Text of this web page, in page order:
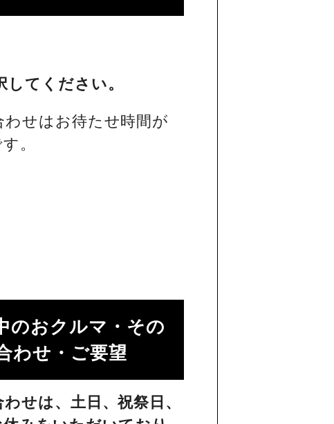
してください。
せはお待たせ時間が
。
のおクルマ・その
わせ・ご要望​
せは、土日、祝祭日、